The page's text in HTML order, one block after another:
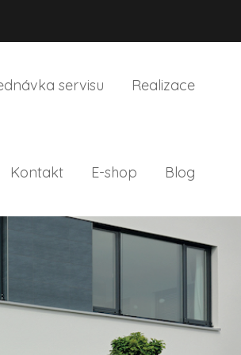
servisu Realizace
Kontakt E-shop Blog